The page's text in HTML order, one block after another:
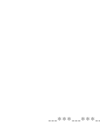
---***---